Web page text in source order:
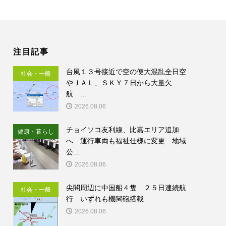
注目記事
社会・一般
台風１３号接近で空の便大混乱全日空
やＪＡＬ、ＳＫＹ７日から大量欠
航 ...
2026.08.06
健康・暮らし
チョイソコ友利線、比嘉エリア追加
へ 運行車両も福祉仕様に変更 地域
公...
2026.08.06
社会・一般
尖閣周辺に中国船４隻 ２５日連続航
行 いずれも機関砲搭載
2026.08.06